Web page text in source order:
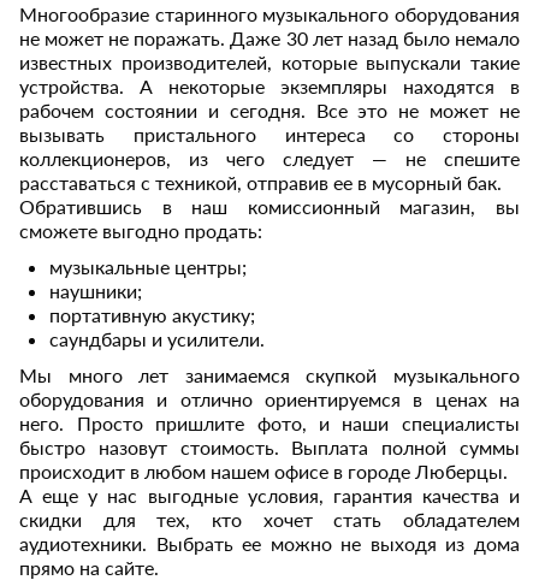
Многообразие старинного музыкального оборудования
не может не поражать. Даже 30 лет назад было немало
известных производителей, которые выпускали такие
устройства. А некоторые экземпляры находятся в
рабочем состоянии и сегодня. Все это не может не
вызывать пристального интереса со стороны
коллекционеров, из чего следует — не спешите
расставаться с техникой, отправив ее в мусорный бак.
Обратившись в наш комиссионный магазин, вы
сможете выгодно продать:
музыкальные центры;
наушники;
портативную акустику;
саундбары и усилители.
Мы много лет занимаемся скупкой музыкального
оборудования и отлично ориентируемся в ценах на
него. Просто пришлите фото, и наши специалисты
быстро назовут стоимость. Выплата полной суммы
происходит в любом нашем офисе в городе Люберцы.
А еще у нас выгодные условия, гарантия качества и
скидки для тех, кто хочет стать обладателем
аудиотехники. Выбрать ее можно не выходя из дома
прямо на сайте.